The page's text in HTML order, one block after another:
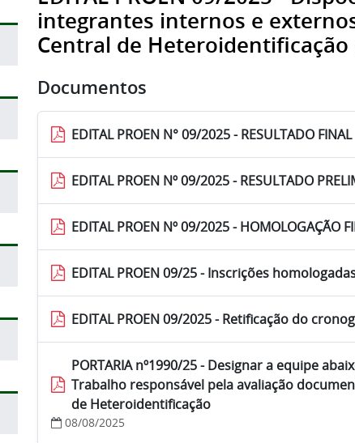
integrantes internos e
Central de Heteroidentificação
Documentos
EDITAL PROEN N° 09/2025 - RESULTADO FINAL
EDITAL PROEN Nº 09/2025 - RESULTADO
EDITAL PROEN Nº 09/2025 - HOMOLOGAÇÃO
EDITAL PROEN 09/25 - Inscrições
EDITAL PROEN 09/2025 - Retificação do
PORTARIA nº1990/25 - Designar a equipe
Trabalho responsável pela avaliação
de Heteroidentificação
08/08/2025